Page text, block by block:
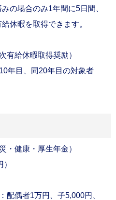
の場合のみ1年間に5日間、
休暇を取得できます。
有給休暇取得奨励）
年目、同20年目の対象者
・健康・厚生年金）
配偶者1万円、子5,000円、